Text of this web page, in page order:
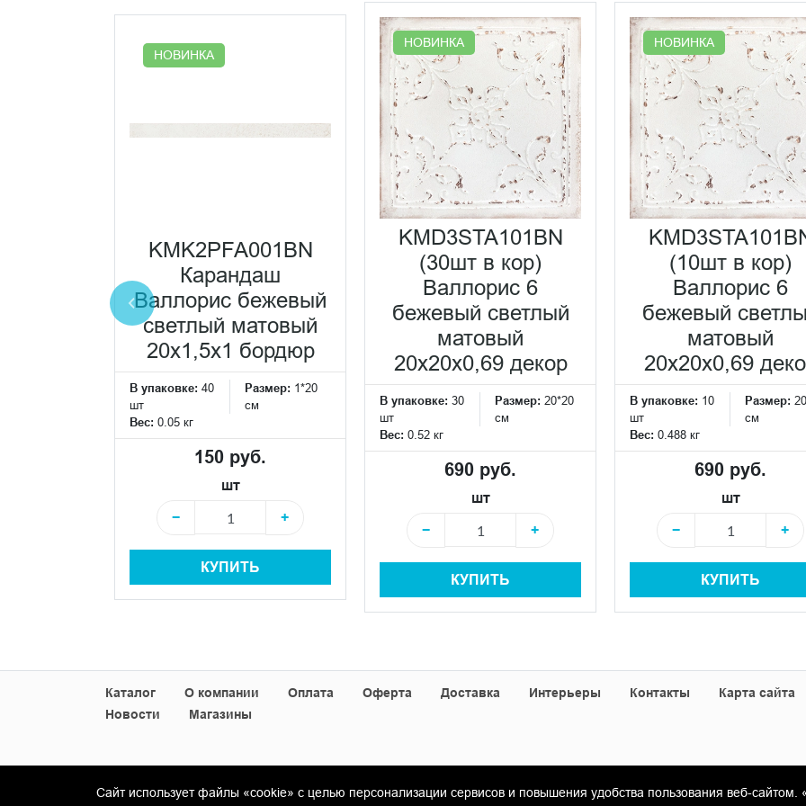
НОВИНКА
KMK2PFA001BN
Карандаш
Валлорис бежевый
светлый матовый
20x1,5x1 бордюр
В упаковке: 40
шт
Размер: 1*20
см
Вес: 0.05 кг
150 руб.
шт
−
+
КУПИТЬ
НОВИНКА
KMD3STA101BN
(30шт в кор)
Валлорис 6
бежевый светлый
матовый
20x20x0,69 декор
В упаковке: 30
шт
Размер: 20*20
см
Вес: 0.52 кг
690 руб.
шт
−
+
КУПИТЬ
НОВИНКА
(10шт в кор)
Валлорис 6
бежевый
матовый
20x20x0,69
В упаковке: 10
шт
Размер:
см
Вес: 0.488 кг
690 руб.
шт
−
+
КУПИТЬ
Каталог О компании Оплата Оферта Доставка Интерьеры Контакты
Карта сайта
Новости
Магазины
© Copyright 2013-2026 KERAMA MARAZZI, ООО «Гамма Керамика»
Сайт использует файлы «cookie» с целью персонализации сервисов и повышения удобства пользования веб-сайтом.